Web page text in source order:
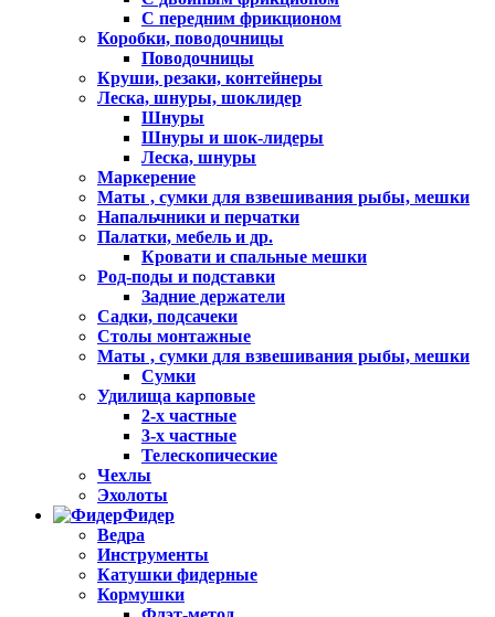
С передним фрикционом
Коробки, поводочницы
Поводочницы
Круши, резаки, контейнеры
Леска, шнуры, шоклидер
Шнуры
Шнуры и шок-лидеры
Леска, шнуры
Маркерение
Маты , сумки для взвешивания рыбы, мешки
Напальчники и перчатки
Палатки, мебель и др.
Кровати и спальные мешки
Род-поды и подставки
Задние держатели
Садки, подсачеки
Столы монтажные
Маты , сумки для взвешивания рыбы, мешки
Сумки
Удилища карповые
2-х частные
3-х частные
Телескопические
Чехлы
Эхолоты
Фидер
Ведра
Инструменты
Катушки фидерные
Кормушки